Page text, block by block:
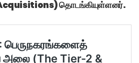
தொடங்கியுள்ளனர்.